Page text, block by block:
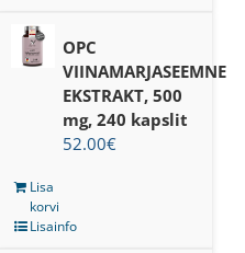
OPC
VIINAMARJASEEMNE
EKSTRAKT, 500
mg, 240 kapslit
52.00€
Lisa
korvi
Lisainfo